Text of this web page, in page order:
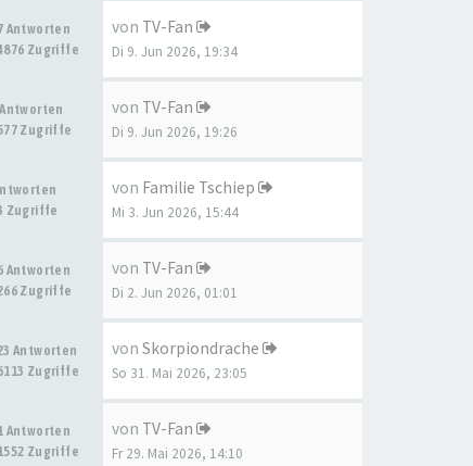
Antworten
Zugriffe
von TV-Fan
Di 9. Jun 2026, 19:34
Zugriffe
von TV-Fan
Di 9. Jun 2026, 19:26
Zugriffe
von Familie Tschiep
Mi 3. Jun 2026, 15:44
Antworten
Zugriffe
von TV-Fan
Di 2. Jun 2026, 01:01
Antworten
Zugriffe
von Skorpiondrache
So 31. Mai 2026, 23:05
Antworten
Zugriffe
von TV-Fan
Fr 29. Mai 2026, 14:10